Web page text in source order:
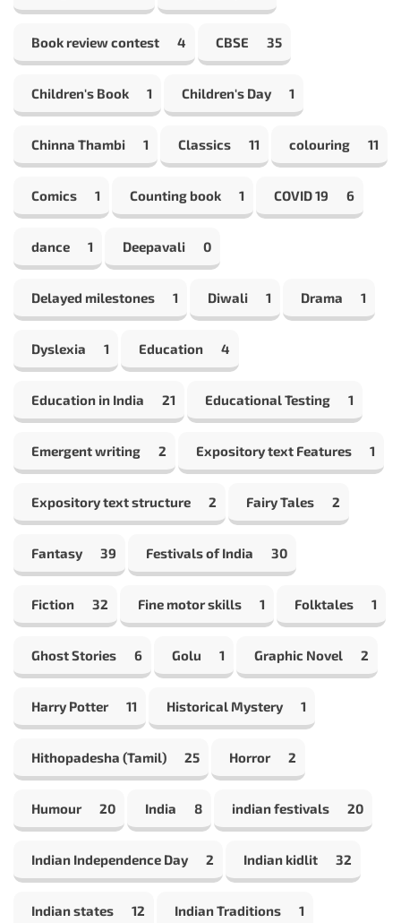
Book review contest 4 CBSE 35
Children's Book 1 Children's Day 1
Chinna Thambi 1 Classics 11 colouring 11
Comics 1 Counting book 1 COVID 19 6
dance 1 Deepavali 0
Delayed milestones 1 Diwali 1 Drama 1
Dyslexia 1 Education 4
Education in India 21 Educational Testing 1
Emergent writing 2 Expository text Features 1
Expository text structure 2 Fairy Tales 2
Fantasy 39 Festivals of India 30
Fiction 32 Fine motor skills 1 Folktales 1
Ghost Stories 6 Golu 1 Graphic Novel 2
Harry Potter 11 Historical Mystery 1
Hithopadesha (Tamil) 25 Horror 2
Humour 20 India 8 indian festivals 20
Indian Independence Day 2 Indian kidlit 32
Indian states 12 Indian Traditions 1